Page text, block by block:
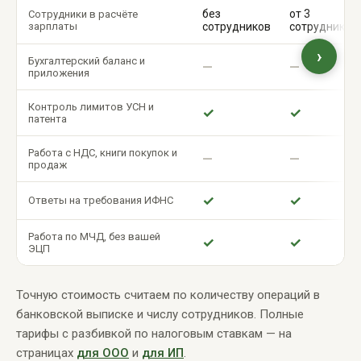
Сотрудники в расчёте
зарплаты
без
сотрудников
от 3
сотрудников
Бухгалтерский баланс и
приложения
— —
Контроль лимитов УСН и
патента
✓ ✓
Работа с НДС, книги покупок и
продаж
— —
Ответы на требования ИФНС ✓ ✓
Работа по МЧД, без вашей
ЭЦП
✓ ✓
›
Точную стоимость считаем по количеству операций в
банковской выписке и числу сотрудников. Полные
тарифы с разбивкой по налоговым ставкам — на
страницах для ООО и для ИП.